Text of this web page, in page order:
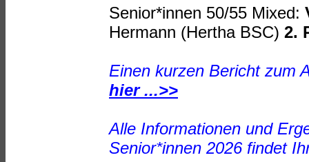
Senior*innen 50/55 Mixed:
Hermann (Hertha BSC) 2.
Einen kurzen Bericht zum
hier ...>>
Alle Informationen und
Senior*innen 2026 findet